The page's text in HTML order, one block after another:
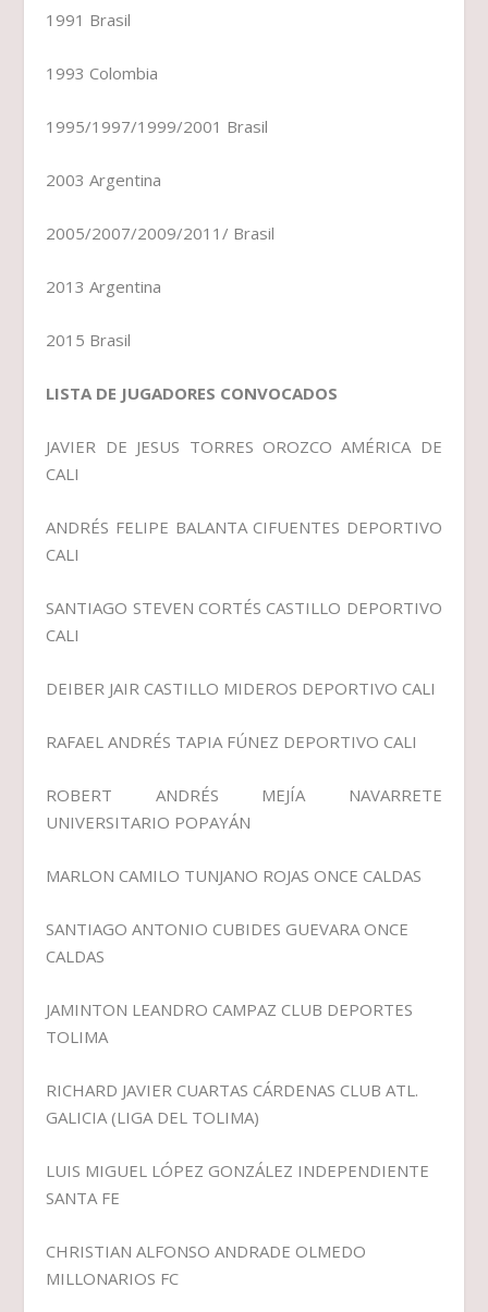
1991 Brasil
1993 Colombia
1995/1997/1999/2001 Brasil
2003 Argentina
2005/2007/2009/2011/ Brasil
2013 Argentina
2015 Brasil
LISTA DE JUGADORES CONVOCADOS
JAVIER DE JESUS TORRES OROZCO AMÉRICA DE
CALI
ANDRÉS FELIPE BALANTA CIFUENTES DEPORTIVO
CALI
SANTIAGO STEVEN CORTÉS CASTILLO DEPORTIVO
CALI
DEIBER JAIR CASTILLO MIDEROS DEPORTIVO CALI
RAFAEL ANDRÉS TAPIA FÚNEZ DEPORTIVO CALI
ROBERT ANDRÉS MEJÍA NAVARRETE
UNIVERSITARIO POPAYÁN
MARLON CAMILO TUNJANO ROJAS ONCE CALDAS
SANTIAGO ANTONIO CUBIDES GUEVARA ONCE
CALDAS
JAMINTON LEANDRO CAMPAZ CLUB DEPORTES
TOLIMA
RICHARD JAVIER CUARTAS CÁRDENAS CLUB ATL.
GALICIA (LIGA DEL TOLIMA)
LUIS MIGUEL LÓPEZ GONZÁLEZ INDEPENDIENTE
SANTA FE
CHRISTIAN ALFONSO ANDRADE OLMEDO
MILLONARIOS FC